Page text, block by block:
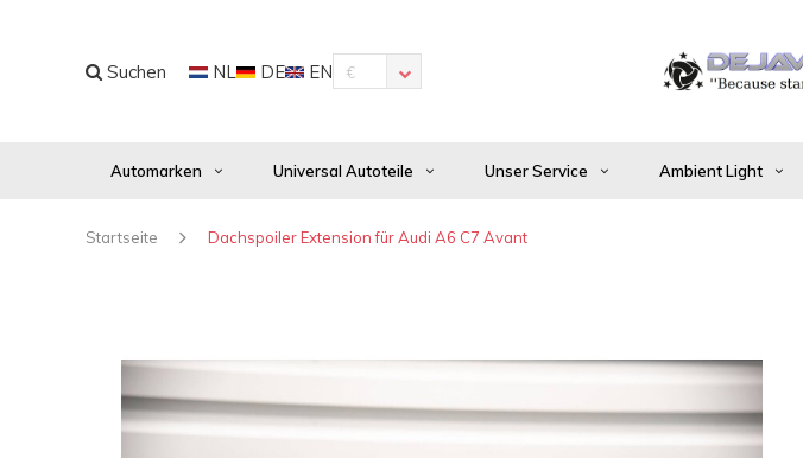
Suchen NL DE EN €
Automarken Universal Autoteile Unser Service Ambient Light
Startseite Dachspoiler Extension für Audi A6 C7 Avant